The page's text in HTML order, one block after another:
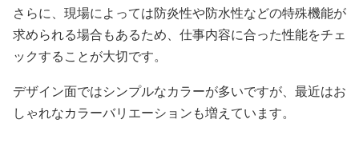
さらに、現場によっては防炎性や防水性などの特殊機能が
求められる場合もあるため、仕事内容に合った性能をチェ
ックすることが大切です。
デザイン面ではシンプルなカラーが多いですが、最近はお
しゃれなカラーバリエーションも増えています。